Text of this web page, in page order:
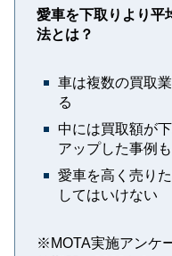
愛車を下取りより
法とは？
車は複数の買取
る
中には買取額が
アップした事例も
愛車を高く売り
してはいけない
※MOTA実施アンケ